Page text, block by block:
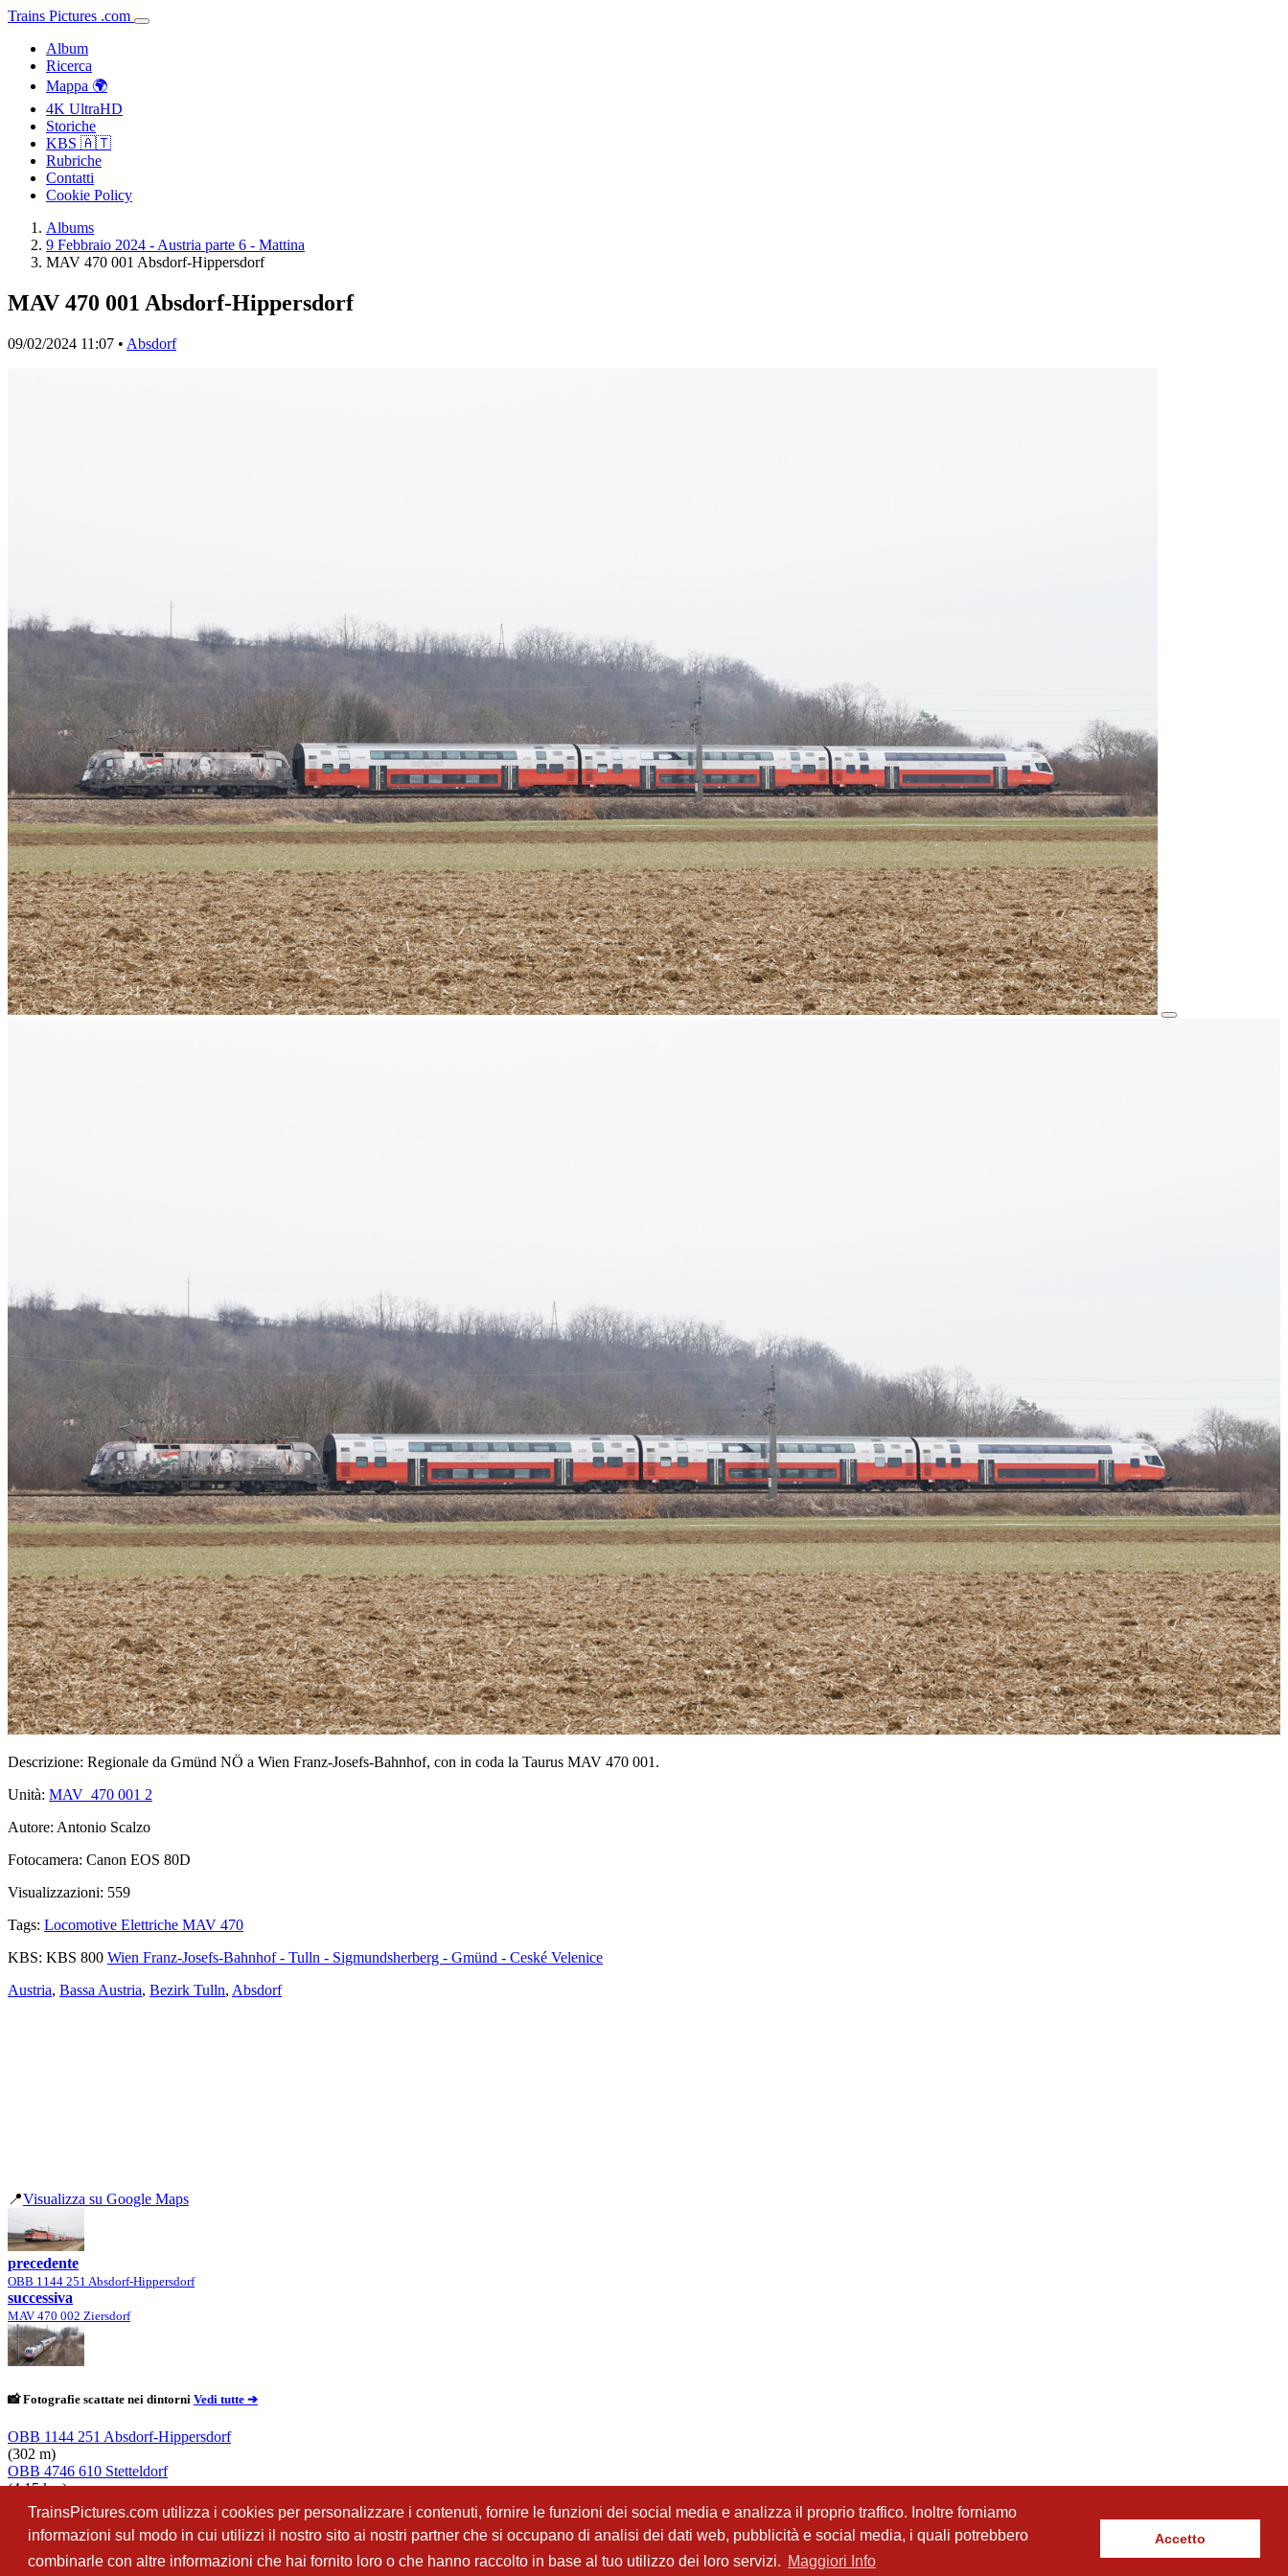
TrainsPictures.com utilizza i cookies per personalizzare i contenuti, fornire le funzioni dei social media e analizza il proprio traffico. Inoltre forniamo
informazioni sul modo in cui utilizzi il nostro sito ai nostri partner che si occupano di analisi dei dati web, pubblicità e social media, i quali potrebbero
combinarle con altre informazioni che hai fornito loro o che hanno raccolto in base al tuo utilizzo dei loro servizi. Maggiori Info
Accetto
Trains Pictures .com
Album
Ricerca
Mappa 🌍
4K UltraHD
Storiche
KBS 🇦🇹
Rubriche
Contatti
Cookie Policy
Albums
9 Febbraio 2024 - Austria parte 6 - Mattina
MAV 470 001 Absdorf-Hippersdorf
MAV 470 001 Absdorf-Hippersdorf
09/02/2024 11:07 • Absdorf
Descrizione: Regionale da Gmünd NÖ a Wien Franz-Josefs-Bahnhof, con in coda la Taurus MAV 470 001.
Unità: MAV_470 001 2
Autore: Antonio Scalzo
Fotocamera: Canon EOS 80D
Visualizzazioni: 559
Tags: Locomotive Elettriche MAV 470
KBS: KBS 800 Wien Franz-Josefs-Bahnhof - Tulln - Sigmundsherberg - Gmünd - Ceské Velenice
Austria, Bassa Austria, Bezirk Tulln, Absdorf
📍Visualizza su Google Maps
precedente
OBB 1144 251 Absdorf-Hippersdorf
successiva
MAV 470 002 Ziersdorf
📸 Fotografie scattate nei dintorni Vedi tutte ➔
OBB 1144 251 Absdorf-Hippersdorf
(302 m)
OBB 4746 610 Stetteldorf
(4.15 km)
OBB 1116 051 Stetteldorf
(4.17 km)
OBB 1144 287 Stetteldorf
(5.45 km)